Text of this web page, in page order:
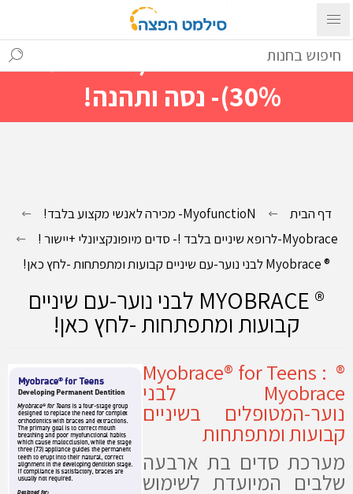
עם ההתחברות ניתן לראות מייד
מחירים מיוחדים(הנחות עד
30%)- נסה ותהנה!
דף הבית
MyofunctioN- מכירה לאנשי מקצוע בלבד!
Myobrace-לרופא שיניים בלבד !- סדים מיופונקציונלי +יישור !
® Myobrace לבני נוער-עם שיניים קבועות ומתפתחות -לחץ כאן!
® MYOBRACE לבני נוער-עם שיניים
קבועות ומתפתחות -לחץ כאן!
Myobrace® for Teens : ®
Myobrace לבני
נוער-המטופלים בשיניים
קבועות ומתפתחות
מערכת סדים בת ארבעה
שלבים המיועדת לשימוש